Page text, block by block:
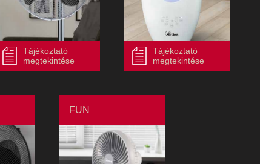
Tájékoztató
megtekintése
Tájékoztató
megtekintése
FUN